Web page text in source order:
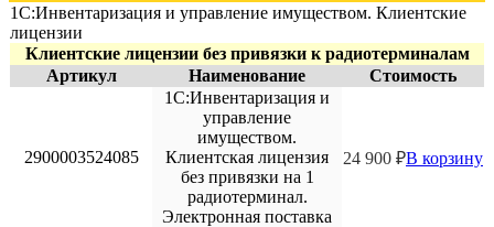
1С:Инвентаризация и управление имуществом. Клиентские
лицензии
Клиентские лицензии без привязки к радиотерминалам
Артикул
Наименование Стоимость
2900003524085
1С:Инвентаризация и
управление
имуществом.
Клиентская лицензия
без привязки на 1
радиотерминал.
Электронная поставка
24 900 ₽В корзину